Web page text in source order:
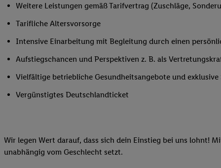
Weitere Leistungen gemäß Tarifvertrag (Zuschläge,
Tarifliche Altersvorsorge
Intensive Einarbeitung mit Begleitung durch einen
Aufstiegschancen und Perspektiven z. B. als
Vielfältige betriebliche Gesundheitsangebote und
Vergünstigtes Deutschlandticket
Wir legen Wert darauf, dass sich dein Einstieg bei uns lohnt!
unabhängig vom Geschlecht setzt.
zur technischen
in gemeinsamer
spezielle Online-
Ihnen personalisierte
Adresse und einer